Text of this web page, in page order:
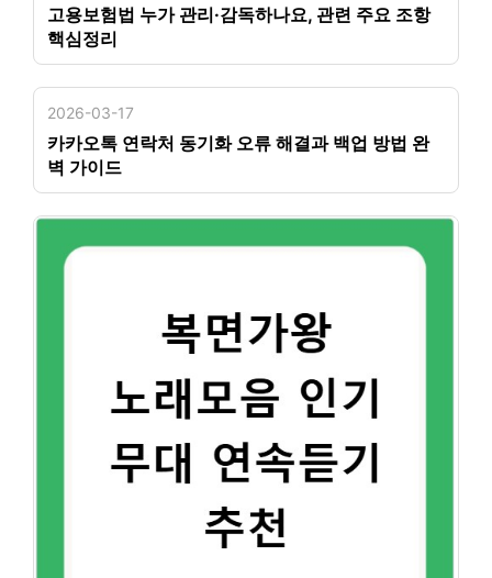
고용보험법 누가 관리·감독하나요, 관련 주요 조항
핵심정리
2026-03-17
카카오톡 연락처 동기화 오류 해결과 백업 방법 완
벽 가이드